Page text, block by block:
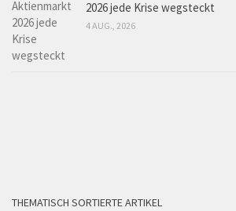
2026 jede Krise wegsteckt
4 AUG., 2026
THEMATISCH SORTIERTE ARTIKEL